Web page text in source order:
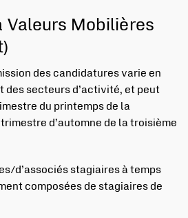
Valeurs Mobilières
des candidatures varie en
des secteurs d’activité, et peut
du printemps de la
d’automne de la troisième
d’associés stagiaires à temps
composées de stagiaires de